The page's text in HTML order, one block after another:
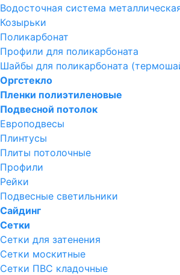
Водосточная система
Козырьки
Поликарбонат
Профили для поликарбоната
Шайбы для поликарбоната
Оргстекло
Пленки полиэтиленовые
Подвесной потолок
Европодвесы
Плинтусы
Плиты потолочные
Профили
Рейки
Подвесные светильники
Сайдинг
Сетки
Сетки для затенения
Сетки москитные
Сетки ПВС кладочные